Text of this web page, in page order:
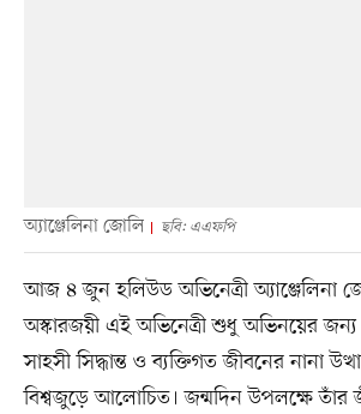
অ্যাঞ্জেলিনা জোলি ছবি: এএফপি
আজ ৪ জুন হলিউড অভিনেত্রী অ্যাঞ্জেলিনা
অস্কারজয়ী এই অভিনেত্রী শুধু অভিনয়ের
সাহসী সিদ্ধান্ত ও ব্যক্তিগত জীবনের নানা
বিশ্বজুড়ে আলোচিত। জন্মদিন উপলক্ষে তাঁর